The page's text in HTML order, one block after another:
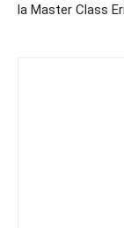
la Master Class